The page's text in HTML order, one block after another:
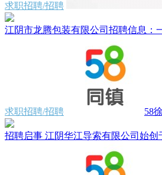
求职招聘/招聘
江阴市龙腾包装有限公司招聘信息：
求职招聘/招聘 58
招聘启事 江阴华江导索有限公司始创